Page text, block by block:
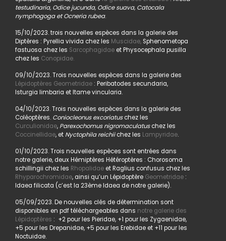
testudinaria, Odice jucunda, Odice suava, Catocala
nymphogoga et Ocneria rubea.
15/10/2023. trois nouvelles espèces dans la galerie des
Diptères : Pyrellia vivida chez les Muscidae,Sphenometopa
fastuosa chez les Sarcophagidaeet Physocephala pusilla
chez les Conopidae.
09/10/2023. Trois nouvelles espèces dans la galerie des
Lépidoptères Geometridae: Peribatodes secundaria,
Isturgia limbaria et Itame vincularia.
04/10/2023. Trois nouvelles espèces dans la galerie des
Coléoptères. Coniocleonus excoriatuschez les
Curculionidae, Parexochomus nigromaculatuschez les
Coccinellidae, et Nyctophila reichiichez les Lampyridae.
01/10/2023. Trois nouvelles espèces sont entrées dans
notre galerie, deux Hémiptères Hétéroptères : Chorosoma
schillingii chez les Rhopalidaeet Raglius confusus chez les
Rhyparochromidae, ainsi qu’un Lépidoptère Geometridae:
Idaea filicata (c’est la 23ème Idaea de notre galerie).
05/09/2023. De nouvelles clés de détermination sont
disponibles en pdf téléchargeables dans notre galerie des
Lépidoptères : +2 pour les Pieridae, +1 pour les Zygaenidae,
+5 pour les Drepanidae, +5 pour les Erebidae et +11 pour les
Noctuidae.